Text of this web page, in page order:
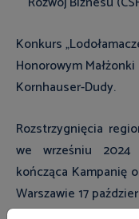
Konkurs
Honorowym
Kornhauser-Dudy.
Rozstrzygnięcia
we wrześniu
kończąca Kampanię
Warszawie 17